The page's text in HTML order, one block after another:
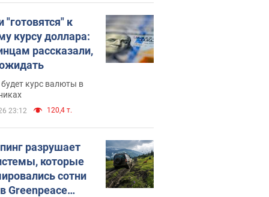
"готовятся" к
курсу доллара:
рассказали,
курс валюты в
23:12 120,4 т.
разрушает
которые
сотни
Greenpeace